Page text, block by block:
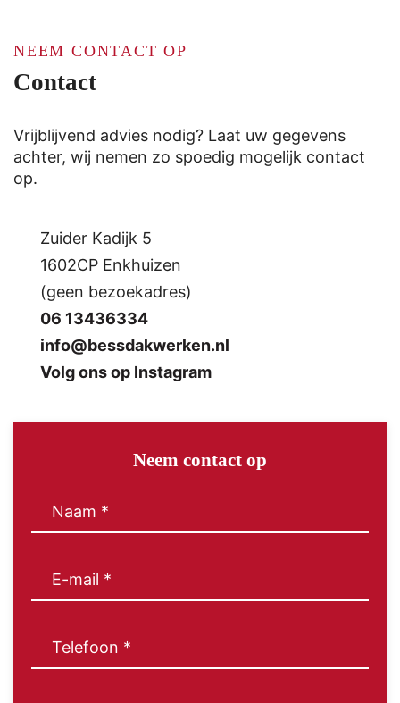
Neem contact op
Naam
(Vereist)
mail
Telefoon
(Vereist)
NEEM CONTACT OP
Contact
Vrijblijvend advies nodig? Laat uw gegevens
achter, wij nemen zo spoedig mogelijk contact
op.
Zuider Kadijk 5
1602CP Enkhuizen
(geen bezoekadres)
06 13436334
info@bessdakwerken.nl
Volg ons op Instagram